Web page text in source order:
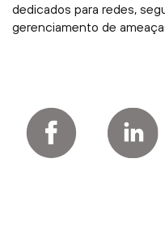
dedicados para redes,
gerenciamento de